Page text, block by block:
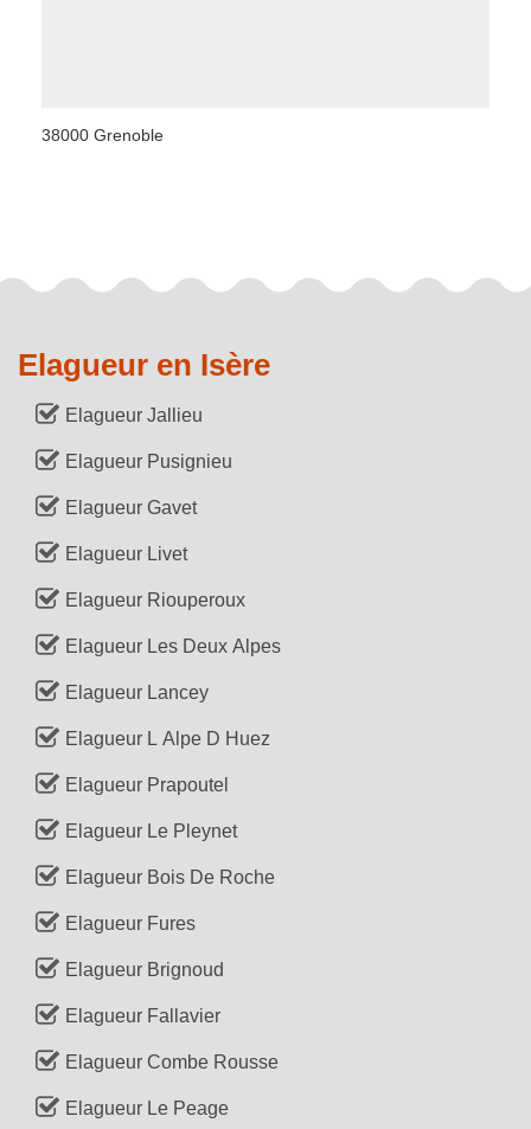
38000 Grenoble
Elagueur en Isère
Elagueur Jallieu
Elagueur Pusignieu
Elagueur Gavet
Elagueur Livet
Elagueur Riouperoux
Elagueur Les Deux Alpes
Elagueur Lancey
Elagueur L Alpe D Huez
Elagueur Prapoutel
Elagueur Le Pleynet
Elagueur Bois De Roche
Elagueur Fures
Elagueur Brignoud
Elagueur Fallavier
Elagueur Combe Rousse
Elagueur Le Peage